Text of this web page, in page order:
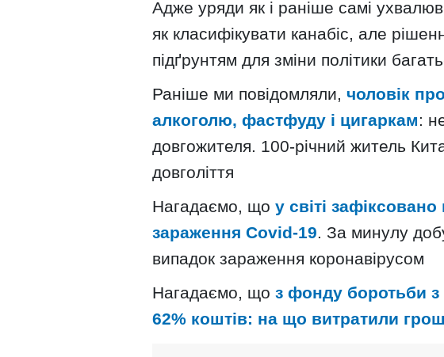
Адже уряди як і раніше самі
як класифікувати канабіс, але
підґрунтям для зміни політики
Раніше ми повідомляли, чоловік
алкоголю, фастфуду і цигаркам:
довгожителя. 100-річний житель
довголіття
Нагадаємо, що у світі
зараження Covid-19. За минулу
випадок зараження коронавірусом
Нагадаємо, що з фонду боротьби
62% коштів: на що витратили